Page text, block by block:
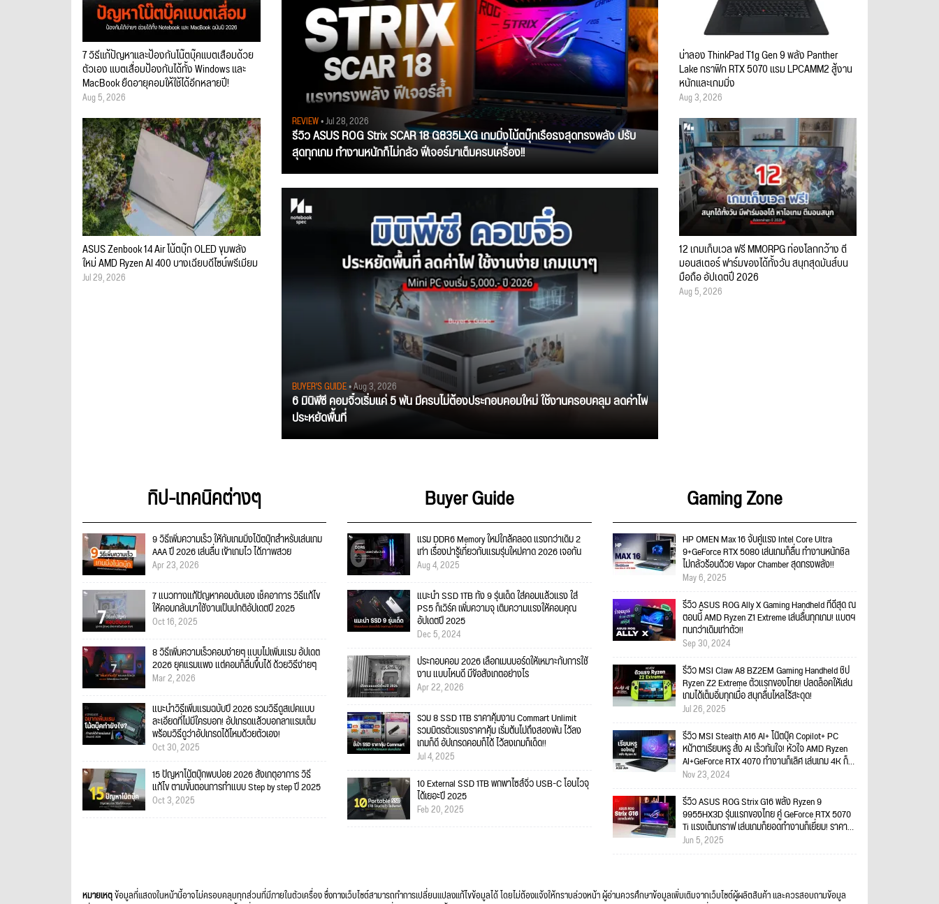
REVIEW• Jul 28, 2026
รีวิว ASUS ROG Strix SCAR 18 G835LXG เกมมิ่งโน้ตบุ๊กเรือธงสุดทรงพลัง ปรับ
สุดทุกเกม ทำงานหนักก็ไม่กลัว ฟีเจอร์มาเต็มครบเครื่อง!!
BUYER'S GUIDE• Aug 3, 2026
6 มินิพีซี คอมจิ๋วเริ่มแค่ 5 พัน มีครบไม่ต้องประกอบคอมใหม่ ใช้งานครอบคลุม ลดค่าไฟ
ประหยัดพื้นที่
7 วิธีแก้ปัญหาและป้องกันโน๊ตบุ๊คแบตเสื่อมด้วย
ตัวเอง แบตเสื่อมป้องกันได้ทั้ง Windows และ
MacBook ยืดอายุคอมให้ใช้ได้อีกหลายปี!
Aug 5, 2026
ASUS Zenbook 14 Air โน้ตบุ๊ก OLED ขุมพลัง
ใหม่ AMD Ryzen AI 400 บางเฉียบดีไซน์พรีเมียม
Jul 29, 2026
น่าลอง ThinkPad T1g Gen 9 พลัง Panther
Lake กราฟิก RTX 5070 แรม LPCAMM2 สู้งาน
หนักและเกมมิ่ง
Aug 3, 2026
12 เกมเก็บเวล ฟรี MMORPG ท่องโลกกว้าง ตี
มอนสเตอร์ ฟาร์มของได้ทั้งวัน สนุกสุดมันส์บน
มือถือ อัปเดตปี 2026
Aug 5, 2026
ทิป-เทคนิคต่างๆ
9 วิธีเพิ่มความเร็ว ให้กับเกมมิ่งโน้ตบุ๊กสำหรับเล่นเกม
AAA ปี 2026 เล่นลื่น เข้าเกมไว ได้ภาพสวย
Apr 23, 2026
7 แนวทางแก้ปัญหาคอมดับเอง เช็คอาการ วิธีแก้ไข
ให้คอมกลับมาใช้งานเป็นปกติอัปเดตปี 2025
Oct 16, 2025
8 วิธีเพิ่มความเร็วคอมง่ายๆ แบบไม่เพิ่มแรม อัปเดต
2026 ยุคแรมแพง แต่คอมก็ลื่นขึ้นได้ ด้วยวิธีง่ายๆ
Mar 2, 2026
แนะนำวิธีเพิ่มแรมฉบับปี 2026 รวมวิธีดูสเปคแบบ
ละเอียดที่ไม่มีใครบอก! อัปเกรดแล้วบอกลาแรมเต็ม
พร้อมวิธีดูว่าอัปเกรดได้ไหมด้วยตัวเอง!
Oct 30, 2025
15 ปัญหาโน้ตบุ๊กพบบ่อย 2026 สังเกตุอาการ วิธี
แก้ไข ตามขั้นตอนการทำแบบ Step by step ปี 2025
Oct 3, 2025
Buyer Guide
แรม DDR6 Memory ใหม่ใกล้คลอด แรงกว่าเดิม 2
เท่า เรื่องน่ารู้เกี่ยวกับแรมรุ่นใหม่คาด 2026 เจอกัน
Aug 4, 2025
แนะนำ SSD 1TB ทั้ง 9 รุ่นเด็ด ใส่คอมแล้วแรง ใส่
PS5 ก็เวิร์ค เพิ่มความจุ เติมความแรงให้คอมคุณ
อัปเดตปี 2025
Dec 5, 2024
ประกอบคอม 2026 เลือกเมนบอร์ดให้เหมาะกับการใช้
งาน แบบไหนดี มีข้อสังเกตอย่างไร
Apr 22, 2026
รวม 8 SSD 1TB ราคาคุ้มงาน Commart Unlimit
รวมมิตรตัวแรงราคาคุ้ม เริ่มต้นไม่ถึงสองพัน ไว้ลง
เกมก็ดี อัปเกรดคอมก็ได้ ไว้ลงเกมก็เด็ด!!
Jul 4, 2025
10 External SSD 1TB พกพาไซส์จิ๋ว USB-C โอนไวจุ
ได้เยอะปี 2025
Feb 20, 2025
Gaming Zone
HP OMEN Max 16 จับคู่แรง Intel Core Ultra
9+GeForce RTX 5080 เล่นเกมก็ลื่น ทำงานหนักชิล
ไม่กลัวร้อนด้วย Vapor Chamber สุดทรงพลัง!!
May 6, 2025
รีวิว ASUS ROG Ally X Gaming Handheld ที่ดีสุด ณ
ตอนนี้ AMD Ryzen Z1 Extreme เล่นลื่นทุกเกม! แบตฯ
ทนกว่าเดิมเท่าตัว!!
Sep 30, 2024
รีวิว MSI Claw A8 BZ2EM Gaming Handheld ชิป
Ryzen Z2 Extreme ตัวแรกของไทย! ปลดล็อคให้เล่น
เกมได้เต็มอิ่มทุกเมื่อ สนุกลื่นไหลไร้สะดุด!
Jul 26, 2025
รีวิว MSI Stealth A16 AI+ โน๊ตบุ๊ค Copilot+ PC
หน้าตาเรียบหรู สั่ง AI เร็วทันใจ! หัวใจ AMD Ryzen
AI+GeForce RTX 4070 ทำงานก็เลิศ เล่นเกม 4K ก็
ไหว!!
Nov 23, 2024
รีวิว ASUS ROG Strix G16 พลัง Ryzen 9
9955HX3D รุ่นแรกของไทย คู่ GeForce RTX 5070
Ti แรงเต็มกราฟ เล่นเกมก็ยอดทำงานก็เยี่ยม! ราคา
89,990 บาท
Jun 5, 2025
หมายเหตุข้อมูลที่แสดงในหน้านี้อาจไม่ครอบคลุมทุกส่วนที่มีภายในตัวเครื่อง ซึ่งทางเว็บไซต์สามารถทำการเปลี่ยนแปลงแก้ไขข้อมูลได้ โดยไม่ต้องแจ้งให้ทราบล่วงหน้า ผู้อ่านควรศึกษาข้อมูลเพิ่มเติมจากเว็บไซต์ผู้ผลิตสินค้า และควรสอบถามข้อมูล